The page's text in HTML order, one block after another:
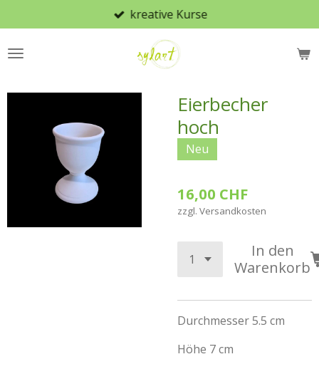
Hauptinhalt
springen
kreative Kurse
Eierbecher
hoch
Neu
16,00 CHF
zzgl. Versandkosten
In den
Warenkorb
Durchmesser 5.5 cm
Höhe 7 cm